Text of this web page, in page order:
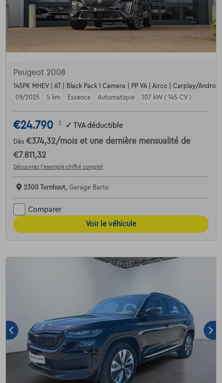
Peugeot 2008
145PK MHEV | AT | Black Pack I Camera | PP VA | Airco | Carplay/
09/2025
5 km Essence Automatique 107 kW ( 145 CV )
€24.790 1 ✓ TVA déductible
Dès €374,32/mois et une dernière mensualité de
€7.811,32
Découvrez l’exemple chiffré complet
2300 Turnhout, Garage Barto
Comparer
Voir le véhicule